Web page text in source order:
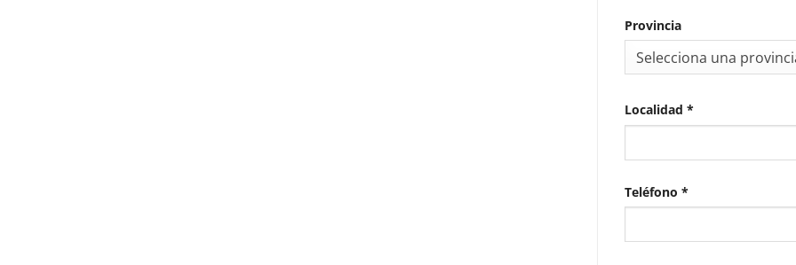
Provincia
Selecciona una
Localidad *
Teléfono *